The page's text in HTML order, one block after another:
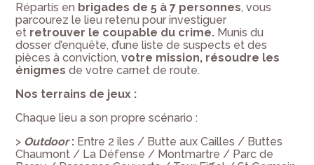
Répartis en brigades de 5 à 7 personnes, vous
parcourez le lieu retenu pour investiguer
et retrouver le coupable du crime. Munis du
dosser d’enquête, d’une liste de suspects et des
pièces à conviction,votre mission, résoudre les
énigmesde votre carnet de route.
Nos terrains de jeux :
Chaque lieu a son propre scénario :
> Outdoor: Entre 2 îles / Butte aux Cailles / Buttes
Chaumont / La Défense / Montmartre / Parc de